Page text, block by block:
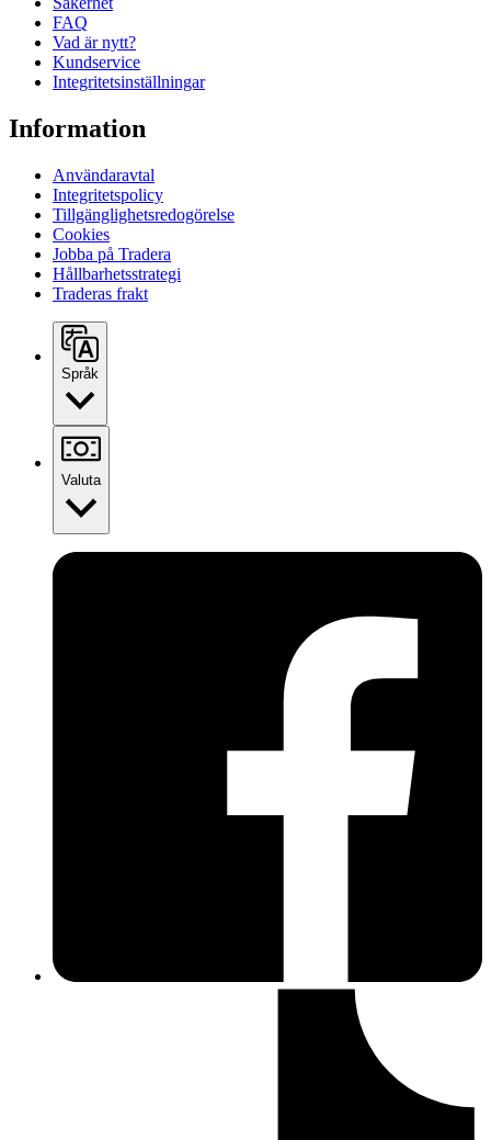
FAQ
Vad är nytt?
Kundservice
Integritetsinställningar
Information
Användaravtal
Integritetspolicy
Tillgänglighetsredogörelse
Cookies
Jobba på Tradera
Hållbarhetsstrategi
Traderas frakt
Språk
Valuta